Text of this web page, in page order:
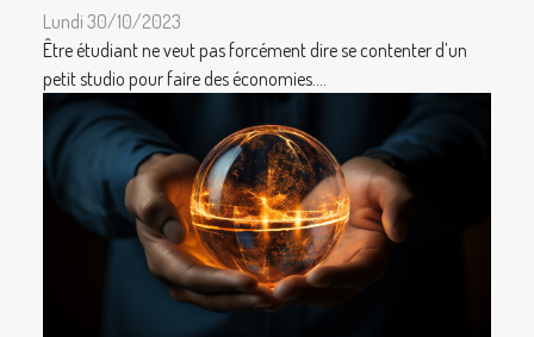
Lundi 30/10/2023
Être étudiant ne veut pas forcément dire se contenter d’un
petit studio pour faire des économies....